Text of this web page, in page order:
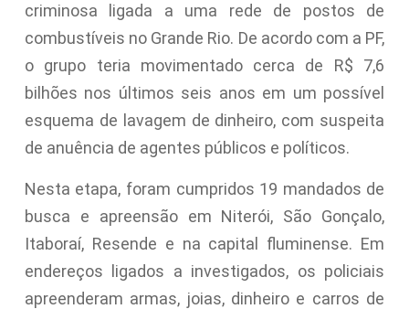
criminosa ligada a uma rede de postos de
combustíveis no Grande Rio. De acordo com a PF,
o grupo teria movimentado cerca de R$ 7,6
bilhões nos últimos seis anos em um possível
esquema de lavagem de dinheiro, com suspeita
de anuência de agentes públicos e políticos.
Nesta etapa, foram cumpridos 19 mandados de
busca e apreensão em Niterói, São Gonçalo,
Itaboraí, Resende e na capital fluminense. Em
endereços ligados a investigados, os policiais
apreenderam armas, joias, dinheiro e carros de